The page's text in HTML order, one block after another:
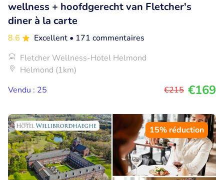
wellness + hoofdgerecht van Fletcher's
diner à la carte
8.6 Excellent • 171 commentaires
Fletcher Wellness-Hotel Helmond
Helmond (1km)
Vendu : 25
€215 €169
15% réduction